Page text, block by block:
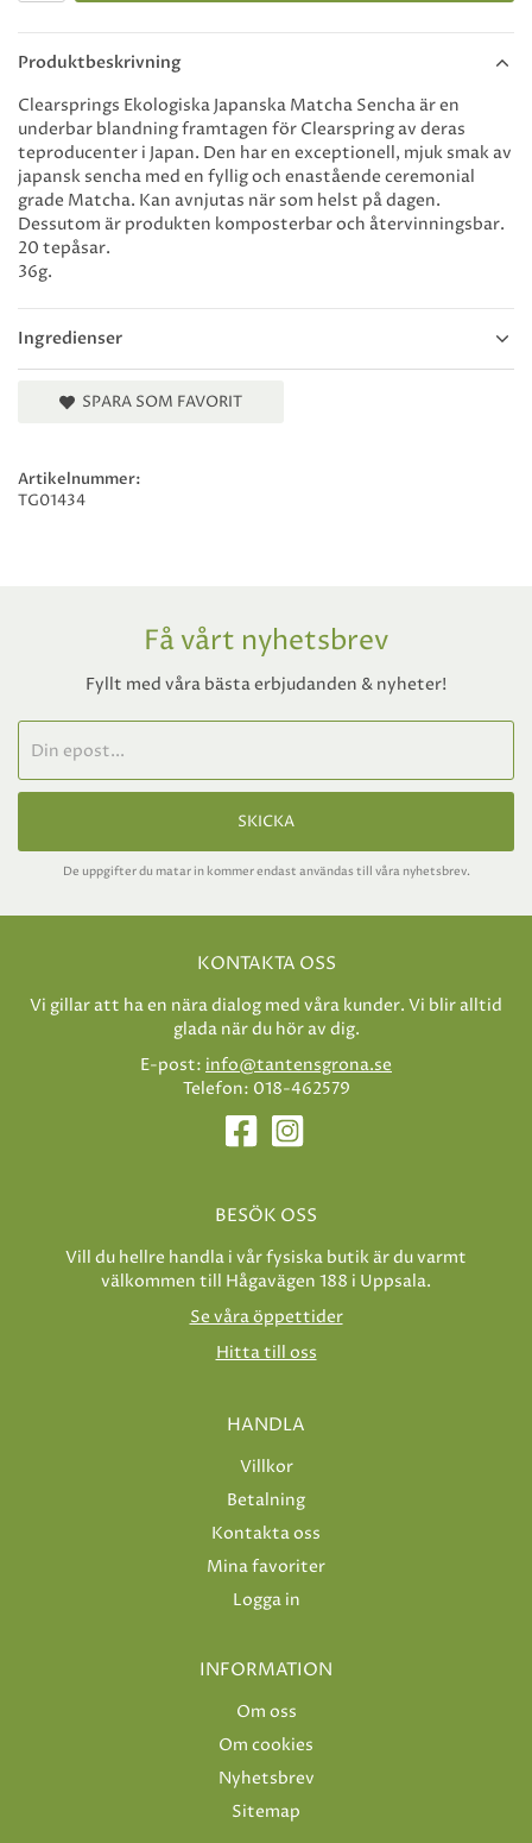
Produktbeskrivning
Ingredienser
Clearsprings Ekologiska Japanska Matcha Sencha är en
underbar blandning framtagen för Clearspring av deras
teproducenter i Japan. Den har en exceptionell, mjuk smak av
japansk sencha med en fyllig och enastående ceremonial
grade Matcha. Kan avnjutas när som helst på dagen.
Dessutom är produkten komposterbar och återvinningsbar.
20 tepåsar.
36g.
SPARA SOM FAVORIT
Artikelnummer:
TG01434
Få vårt nyhetsbrev
Fyllt med våra bästa erbjudanden & nyheter!
SKICKA
De uppgifter du matar in kommer endast användas till våra nyhetsbrev.
KONTAKTA OSS
Vi gillar att ha en nära dialog med våra kunder. Vi blir alltid
glada när du hör av dig.
E-post: info@tantensgrona.se
Telefon: 018-462579
BESÖK OSS
Vill du hellre handla i vår fysiska butik är du varmt
välkommen till Hågavägen 188 i Uppsala.
Se våra öppettider
Hitta till oss
HANDLA
Villkor
Betalning
Kontakta oss
Mina favoriter
Logga in
INFORMATION
Om oss
Om cookies
Nyhetsbrev
Sitemap